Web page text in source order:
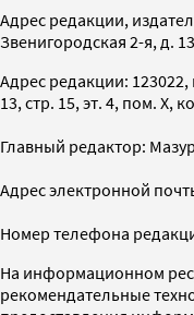
Адрес редакции,
Звенигородская 2-я, д.
Адрес редакции: 123022,
13, стр. 15, эт. 4, пом. X,
Главный редактор:
Адрес электронной
Номер телефона
На информационном
рекомендательные